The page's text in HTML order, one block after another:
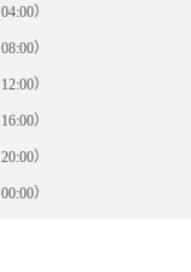
）
）
）
）
）
）